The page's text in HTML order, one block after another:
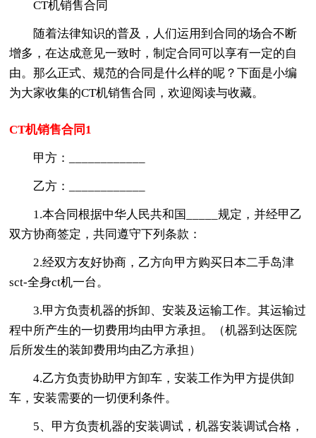
CT机销售合同
随着法律知识的普及，人们运用到合同的场合不断
增多，在达成意见一致时，制定合同可以享有一定的自
由。那么正式、规范的合同是什么样的呢？下面是小编
为大家收集的CT机销售合同，欢迎阅读与收藏。
CT机销售合同1
甲方：____________
乙方：____________
1.本合同根据中华人民共和国_____规定，并经甲乙
双方协商签定，共同遵守下列条款：
2.经双方友好协商，乙方向甲方购买日本二手岛津
sct-全身ct机一台。
3.甲方负责机器的拆卸、安装及运输工作。其运输过
程中所产生的一切费用均由甲方承担。（机器到达医院
后所发生的装卸费用均由乙方承担）
4.乙方负责协助甲方卸车，安装工作为甲方提供卸
车，安装需要的一切便利条件。
5、甲方负责机器的安装调试，机器安装调试合格，